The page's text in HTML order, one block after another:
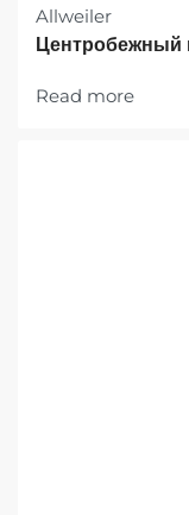
Allweiler
Центробежный
Read more